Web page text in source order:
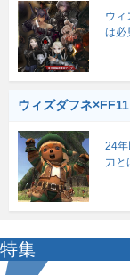
ウィ
は必
ウィズダフネ×FF11
24年
力と
特集